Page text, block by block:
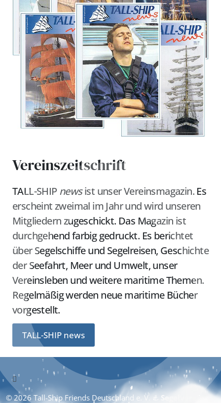
Vereinszeitschrift
TALL-SHIP newsist unser Vereinsmagazin. Es
erscheint zweimal im Jahr und wird unseren
Mitgliedern zugeschickt. Das Magazin ist
durchgehend farbig gedruckt. Es berichtet
über Segelschiffe und Segelreisen, Geschichte
der Seefahrt, Meer und Umwelt, unser
Vereinsleben und weitere maritime Themen.
Regelmäßig werden neue maritime Bücher
vorgestellt.
TALL-SHIP news
© 2026 Tall-Ship Friends Deutschland e. V. ⚓︎ Segelverein